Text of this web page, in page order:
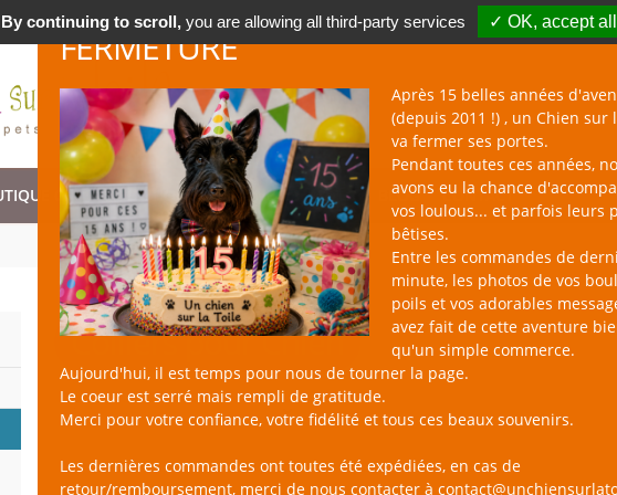
!
FERMETURE
Après 15 belles années
(depuis 2011 !) , un Chien sur
va fermer ses portes.
Pendant toutes ces années,
avons eu la chance
vos loulous... et parfois leurs
bêtises.
Entre les commandes de
minute, les photos de vos
poils et vos adorables
avez fait de cette aventure
qu'un simple commerce.
Aujourd'hui, il est temps pour nous de tourner la page.
Le coeur est serré mais rempli de gratitude.
Merci pour votre confiance, votre fidélité et tous ces beaux souvenirs.
Les dernières commandes ont toutes été expédiées, en cas de
retour/remboursement, merci de nous contacter à
CHAT BOUTIQUE NAC NOUVEAUTÉS BLOG CONTACT
Colliers pour Chien
By continuing to scroll,you are allowing all third-party services ✓ OK, accept all